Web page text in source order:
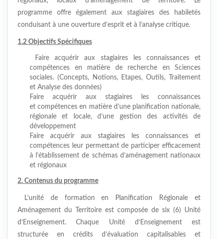
programme offre également aux stagiaires des habiletés
conduisant à une ouverture d’esprit et à l’analyse critique.
1.2 Objectifs Spécifiques
Faire acquérir aux stagiaires les connaissances et
compétences en matière de recherche en Sciences
sociales. (Concepts, Notions, Etapes, Outils, Traitement
et Analyse des données)
Faire acquérir aux stagiaires les connaissances
etcompétences en matière d’une planification nationale,
régionale et locale, d’une gestion des activités de
développement
Faire acquérir aux stagiaires les connaissances et
compétences leur permettant de participer efficacement
à
l’établissement de schémas d’aménagement nationaux
et régionaux
2. Contenus du programme
L’unité de formation en Planification Régionale et
Aménagement du Territoire est composée de six (6) Unité
d’Enseignement. Chaque Unité d‘Enseignement est
structurée en crédits d’évaluation capitalisables et